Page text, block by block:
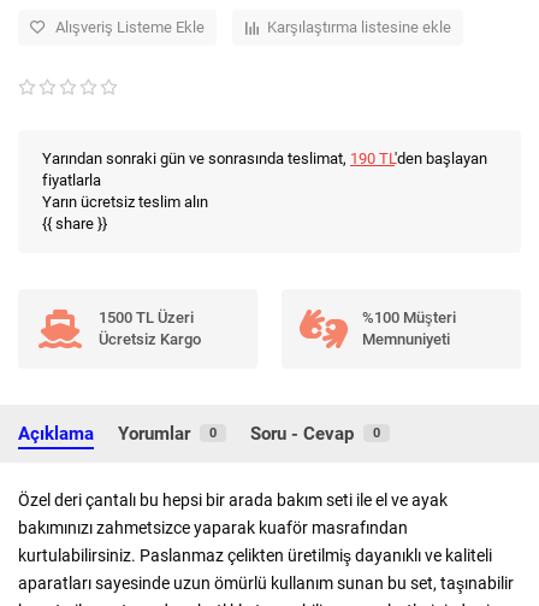
Alışveriş Listeme Ekle Karşılaştırma listesine ekle
Yarından sonraki gün ve sonrasında teslimat, 190 TL'den başlayan
fiyatlarla
Yarın ücretsiz teslim alın
{{ share }}
1500 TL Üzeri
Ücretsiz Kargo
%100 Müşteri
Memnuniyeti
Açıklama Yorumlar 0 Soru - Cevap 0
Özel deri çantalı bu hepsi bir arada bakım seti ile el ve ayak
bakımınızı zahmetsizce yaparak kuaför masrafından
kurtulabilirsiniz. Paslanmaz çelikten üretilmiş dayanıklı ve kaliteli
aparatları sayesinde uzun ömürlü kullanım sunan bu set, taşınabilir